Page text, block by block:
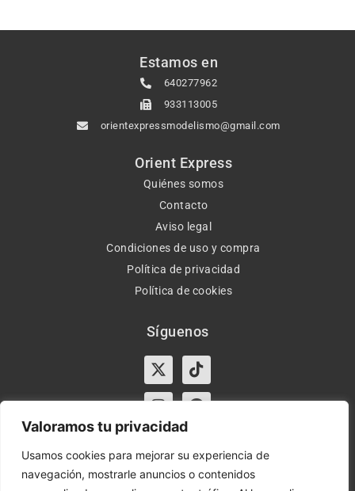
Valoramos tu privacidad
Usamos cookies para mejorar su experiencia de
navegación, mostrarle anuncios o contenidos
Estamos en
640277962
933113005
orientexpressmodelismo@gmail.com
Orient Express
Quiénes somos
Contacto
Aviso legal
Condiciones de uso y compra
Política de privacidad
Política de cookies
Síguenos
X-
twitter
Tiktok
InstagramFacebook
Horario: Lun-Vie de 10:00-13:30 y 17:00-20:00 – Sáb de